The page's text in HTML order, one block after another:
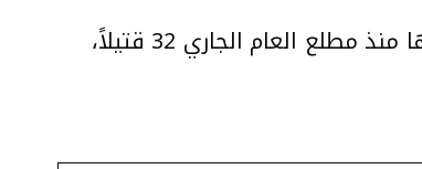
في المجتمع العربي في الداخل تستمر في الارتفاع، حيث بلغت حصيلتها منذ مطلع العام الجاري 32 قتيلاً،